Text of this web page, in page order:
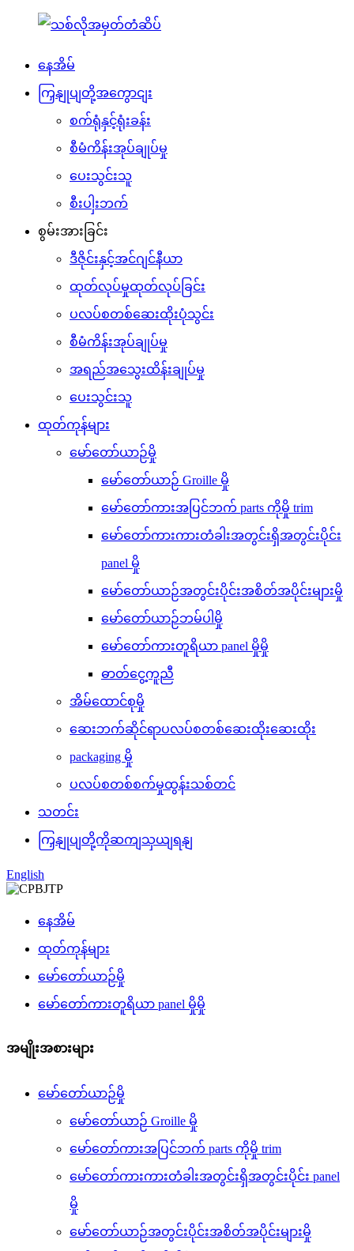
နေအိမ်
ကြှနျုပျတို့အကွောငျး
စက်ရုံနှင့်ရုံးခန်း
စီမံကိန်းအုပ်ချုပ်မှု
ပေးသွင်းသူ
စီးပါှးဘက်
စွမ်းအားခြင်း
ဒီဇိုင်းနှင့်အင်ဂျင်နီယာ
ထုတ်လုပ်မှုထုတ်လုပ်ခြင်း
ပလပ်စတစ်ဆေးထိုးပုံသွင်း
စီမံကိန်းအုပ်ချုပ်မှု
အရည်အသွေးထိန်းချုပ်မှု
ပေးသွင်းသူ
ထုတ်ကုန်များ
မော်တော်ယာဉ်မှို
မော်တော်ယာဉ် Groille မှို
မော်တော်ကားအပြင်ဘက် parts ကိုမှို trim
မော်တော်ကားကားတံခါးအတွင်းရှိအတွင်းပိုင်း
panel မှို
မော်တော်ယာဉ်အတွင်းပိုင်းအစိတ်အပိုင်းများမှို
မော်တော်ယာဉ်ဘမ်ပါမှို
မော်တော်ကားတူရိယာ panel မှိုမှို
ဓာတ်ငွေ့ကူညီ
အိမ်ထောင်စုမှို
ဆေးဘက်ဆိုင်ရာပလပ်စတစ်ဆေးထိုးဆေးထိုး
packaging မှို
ပလပ်စတစ်စက်မှုထွန်းသစ်တင်
သတင်း
ကြှနျုပျတို့ကိုဆကျသှယျရနျ
English
နေအိမ်
ထုတ်ကုန်များ
မော်တော်ယာဉ်မှို
မော်တော်ကားတူရိယာ panel မှိုမှို
အမျိုးအစားများ
မော်တော်ယာဉ်မှို
မော်တော်ယာဉ် Groille မှို
မော်တော်ကားအပြင်ဘက် parts ကိုမှို trim
မော်တော်ကားကားတံခါးအတွင်းရှိအတွင်းပိုင်း panel
မှို
မော်တော်ယာဉ်အတွင်းပိုင်းအစိတ်အပိုင်းများမှို